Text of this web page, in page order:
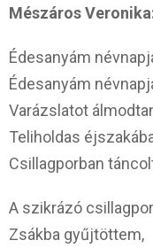
Mészáros
Édesanyám
Édesanyám
Varázslatot
Teliholdas
Csillagporban
A szikrázó
Zsákba gyűjtöttem,